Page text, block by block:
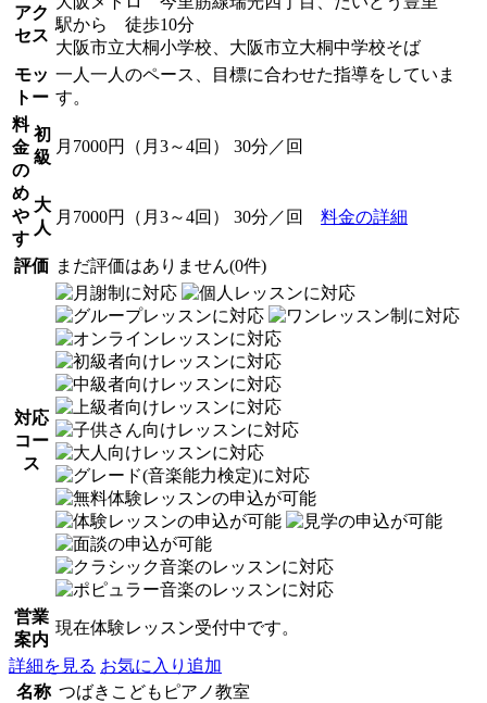
アク
セス
駅から 徒歩10分
大阪市立大桐小学校、大阪市立大桐中学校そば
モッ
トー
一人一人のペース、目標に合わせた指導をしていま
す。
料
金
の
め
や
す
初
級
月7000円（月3～4回） 30分／回
大
人
月7000円（月3～4回） 30分／回 料金の詳細
評価 まだ評価はありません(0件)
対応
コー
ス
営業
案内
現在体験レッスン受付中です。
詳細を見る お気に入り追加
名称 つばきこどもピアノ教室